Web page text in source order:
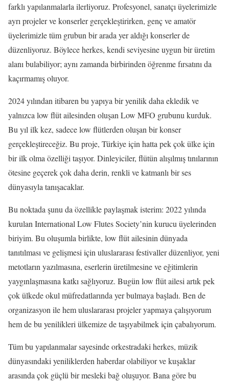
farklı yapılanmalarla ilerliyoruz. Profesyonel, sanatçı üyelerimizle
ayrı projeler ve konserler gerçekleştirirken, genç ve amatör
üyelerimizle tüm grubun bir arada yer aldığı konserler de
düzenliyoruz. Böylece herkes, kendi seviyesine uygun bir üretim
alanı bulabiliyor; aynı zamanda birbirinden öğrenme fırsatını da
kaçırmamış oluyor.
2024 yılından itibaren bu yapıya bir yenilik daha ekledik ve
yalnızca low flüt ailesinden oluşan Low MFO grubunu kurduk.
Bu yıl ilk kez, sadece low flütlerden oluşan bir konser
gerçekleştireceğiz. Bu proje, Türkiye için hatta pek çok ülke için
bir ilk olma özelliği taşıyor. Dinleyiciler, flütün alışılmış tınılarının
ötesine geçerek çok daha derin, renkli ve katmanlı bir ses
dünyasıyla tanışacaklar.
Bu noktada şunu da özellikle paylaşmak isterim: 2022 yılında
kurulan International Low Flutes Society’nin kurucu üyelerinden
biriyim. Bu oluşumla birlikte, low flüt ailesinin dünyada
tanıtılması ve gelişmesi için uluslararası festivaller düzenliyor, yeni
metotların yazılmasına, eserlerin üretilmesine ve eğitimlerin
yaygınlaşmasına katkı sağlıyoruz. Bugün low flüt ailesi artık pek
çok ülkede okul müfredatlarında yer bulmaya başladı. Ben de
organizasyon ile hem uluslararası projeler yapmaya çalışıyorum
hem de bu yenilikleri ülkemize de taşıyabilmek için çabalıyorum.
Tüm bu yapılanmalar sayesinde orkestradaki herkes, müzik
dünyasındaki yeniliklerden haberdar olabiliyor ve kuşaklar
arasında çok güçlü bir mesleki bağ oluşuyor. Bana göre bu